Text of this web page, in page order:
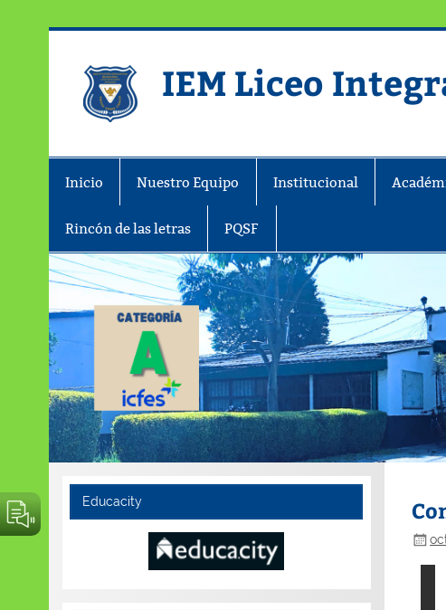
IEM Liceo
Inicio Nuestro Equipo Institucional
Rincón de las letras PQSF
Educacity